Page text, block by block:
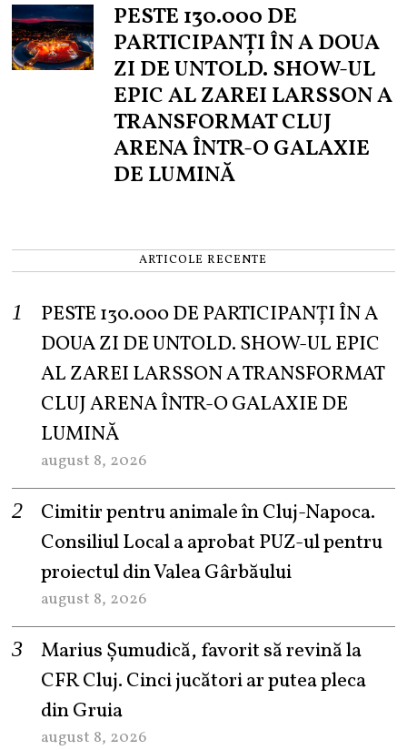
PESTE 130.000 DE
PARTICIPANȚI ÎN A DOUA
ZI DE UNTOLD. SHOW-UL
EPIC AL ZAREI LARSSON A
TRANSFORMAT CLUJ
ARENA ÎNTR-O GALAXIE
DE LUMINĂ
ARTICOLE RECENTE
PESTE 130.000 DE PARTICIPANȚI ÎN A
DOUA ZI DE UNTOLD. SHOW-UL EPIC
AL ZAREI LARSSON A TRANSFORMAT
CLUJ ARENA ÎNTR-O GALAXIE DE
LUMINĂ
august 8, 2026
Cimitir pentru animale în Cluj-Napoca.
Consiliul Local a aprobat PUZ-ul pentru
proiectul din Valea Gârbăului
august 8, 2026
Marius Șumudică, favorit să revină la
CFR Cluj. Cinci jucători ar putea pleca
din Gruia
august 8, 2026